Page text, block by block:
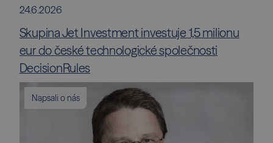
24.6.2026
Skupina Jet Investment investuje 1,5 milionu
eur do české technologické společnosti
DecisionRules
Napsali o nás